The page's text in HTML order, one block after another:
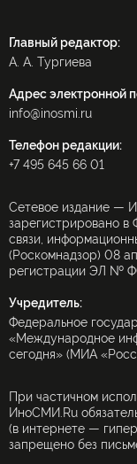
Главный редактор:
А. А. Тургиева
Адрес электронной
info@inosmi.ru
Телефон редакции:
+7 495 645 66 01
Сетевое издание —
зарегистрировано
связи,
(Роскомнадзор) 08
регистрации ЭЛ №
Учредитель:
Федеральное
«Международное
сегодня» (МИА
При частичном
ИноСМИ.Ru
(в интернете —
запрещено без